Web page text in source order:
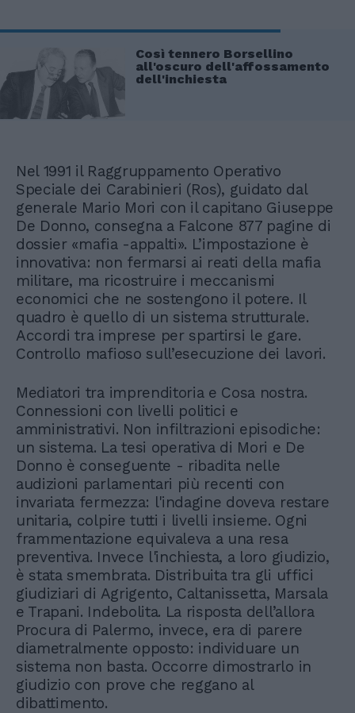
Così tennero Borsellino
all'oscuro dell'affossamento
dell'inchiesta
Nel 1991 il Raggruppamento Operativo
Speciale dei Carabinieri (Ros), guidato dal
generale Mario Mori con il capitano Giuseppe
De Donno, consegna a Falcone 877 pagine di
dossier «mafia -appalti». L’impostazione è
innovativa: non fermarsi ai reati della mafia
militare, ma ricostruire i meccanismi
economici che ne sostengono il potere. Il
quadro è quello di un sistema strutturale.
Accordi tra imprese per spartirsi le gare.
Controllo mafioso sull’esecuzione dei lavori.
Mediatori tra imprenditoria e Cosa nostra.
Connessioni con livelli politici e
amministrativi. Non infiltrazioni episodiche:
un sistema. La tesi operativa di Mori e De
Donno è conseguente - ribadita nelle
audizioni parlamentari più recenti con
invariata fermezza: l'indagine doveva restare
unitaria, colpire tutti i livelli insieme. Ogni
frammentazione equivaleva a una resa
preventiva. Invece l'inchiesta, a loro giudizio,
è stata smembrata. Distribuita tra gli uffici
giudiziari di Agrigento, Caltanissetta, Marsala
e Trapani. Indebolita. La risposta dell’allora
Procura di Palermo, invece, era di parere
diametralmente opposto: individuare un
sistema non basta. Occorre dimostrarlo in
giudizio con prove che reggano al
dibattimento.